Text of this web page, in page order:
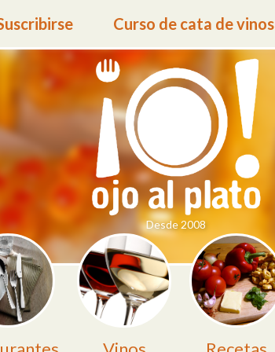
Curso de cata de vinos
Desde 2008